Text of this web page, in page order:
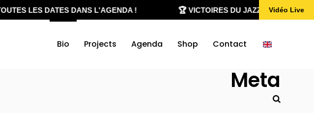
LES DATES DANS L'AGENDA ! 🏆 VICTOIRES DU JAZZ 2020-2026
Vidéo Live
Bio Projects Agenda Shop Contact
Meta